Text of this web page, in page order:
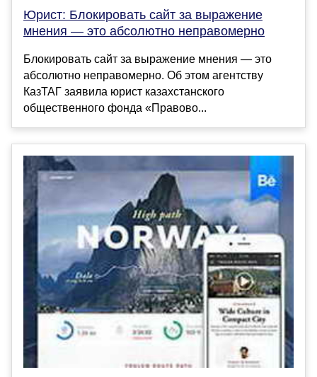
Юрист: Блокировать сайт за выражение
мнения — это абсолютно неправомерно
Блокировать сайт за выражение мнения — это
абсолютно неправомерно. Об этом агентству
КазТАГ заявила юрист казахстанского
общественного фонда «Правово...